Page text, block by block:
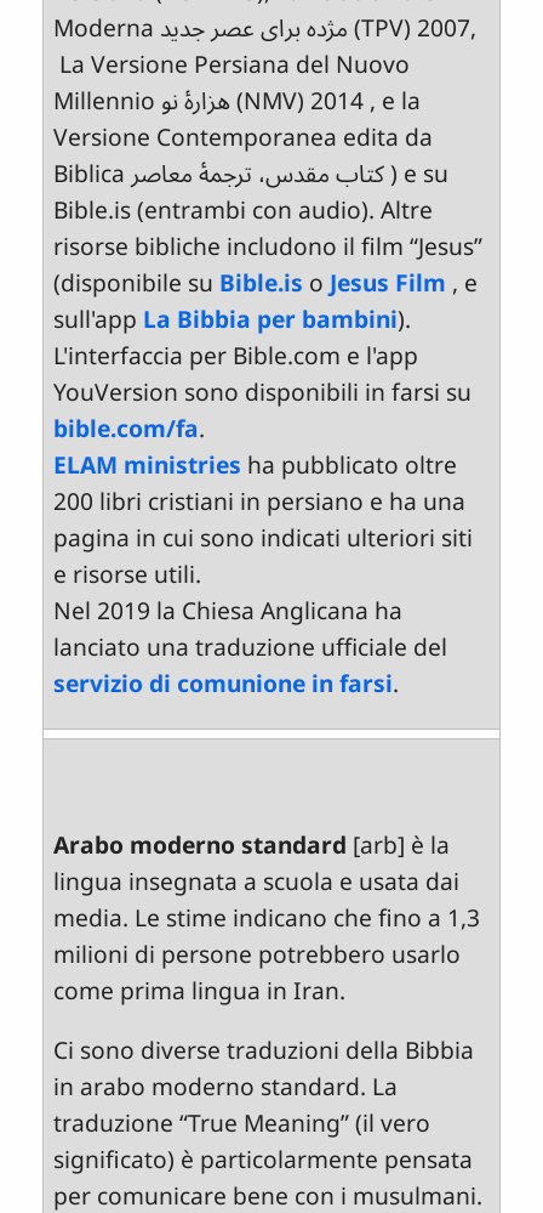
Moderna مژده برای عصر جدید (TPV) 2007,
La Versione Persiana del Nuovo
Millennio هزارۀ نو (NMV) 2014 , e la
Versione Contemporanea edita da
Biblica کتاب مقدس، ترجمۀ معاصر ) e su
Bible.is (entrambi con audio). Altre
risorse bibliche includono il film “Jesus”
(disponibile su Bible.is o Jesus Film , e
sull'app La Bibbia per bambini).
L'interfaccia per Bible.com e l'app
YouVersion sono disponibili in farsi su
bible.com/fa.
ELAM ministries ha pubblicato oltre
200 libri cristiani in persiano e ha una
pagina in cui sono indicati ulteriori siti
e risorse utili.
Nel 2019 la Chiesa Anglicana ha
lanciato una traduzione ufficiale del
servizio di comunione in farsi.
Arabo moderno standard [arb] è la
lingua insegnata a scuola e usata dai
media. Le stime indicano che fino a 1,3
milioni di persone potrebbero usarlo
come prima lingua in Iran.
Ci sono diverse traduzioni della Bibbia
in arabo moderno standard. La
traduzione “True Meaning” (il vero
significato) è particolarmente pensata
per comunicare bene con i musulmani.